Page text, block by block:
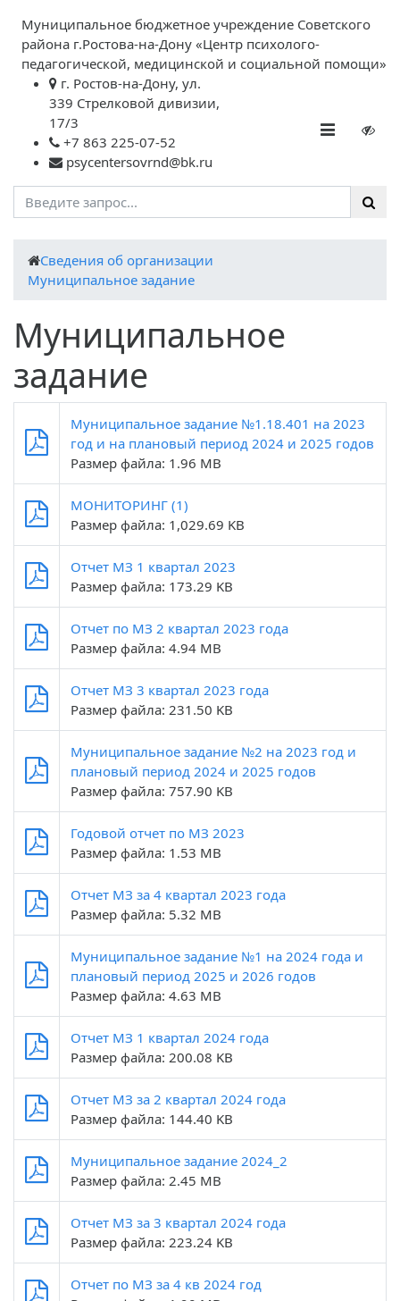
Муниципальное бюджетное учреждение Советского
района г.Ростова-на-Дону «Центр психолого-
педагогической, медицинской и социальной помощи»
г. Ростов-на-Дону, ул.
339 Стрелковой дивизии,
17/3
+7 863 225-07-52
psycentersovrnd@bk.ru
Cведения об организации
Муниципальное задание
Муниципальное
задание
Муниципальное задание №1.18.401 на 2023
год и на плановый период 2024 и 2025 годов
Размер файла: 1.96 MB
МОНИТОРИНГ (1)
Размер файла: 1,029.69 KB
Отчет МЗ 1 квартал 2023
Размер файла: 173.29 KB
Отчет по МЗ 2 квартал 2023 года
Размер файла: 4.94 MB
Отчет МЗ 3 квартал 2023 года
Размер файла: 231.50 KB
Муниципальное задание №2 на 2023 год и
плановый период 2024 и 2025 годов
Размер файла: 757.90 KB
Годовой отчет по МЗ 2023
Размер файла: 1.53 MB
Отчет МЗ за 4 квартал 2023 года
Размер файла: 5.32 MB
Муниципальное задание №1 на 2024 года и
плановый период 2025 и 2026 годов
Размер файла: 4.63 MB
Отчет МЗ 1 квартал 2024 года
Размер файла: 200.08 KB
Отчет МЗ за 2 квартал 2024 года
Размер файла: 144.40 KB
Муниципальное задание 2024_2
Размер файла: 2.45 MB
Отчет МЗ за 3 квартал 2024 года
Размер файла: 223.24 KB
Отчет по МЗ за 4 кв 2024 год